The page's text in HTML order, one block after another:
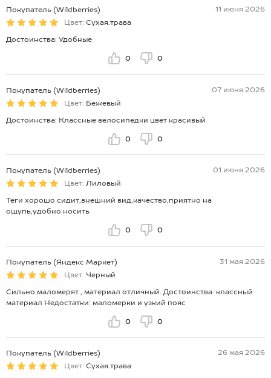
Покупатель (Wildberries)
11 июня 2026
Цвет: Сухая.трава
Достоинства: Удобные
0 0
Покупатель (Wildberries)
07 июня 2026
Цвет: Бежевый
Достоинства: Классные велосипедки цвет красивый
0 0
Покупатель (Wildberries)
01 июня 2026
Цвет: Лиловый
Теги хорошо сидит,внешний вид,качество,приятно на
ощупь,удобно носить
0 0
Покупатель (Яндекс Маркет)
31 мая 2026
Цвет: Черный
Сильно маломерят , материал отличный. Достоинства: классный
материал Недостатки: маломерки и узкий пояс
0 0
Покупатель (Wildberries)
26 мая 2026
Цвет: Сухая.трава